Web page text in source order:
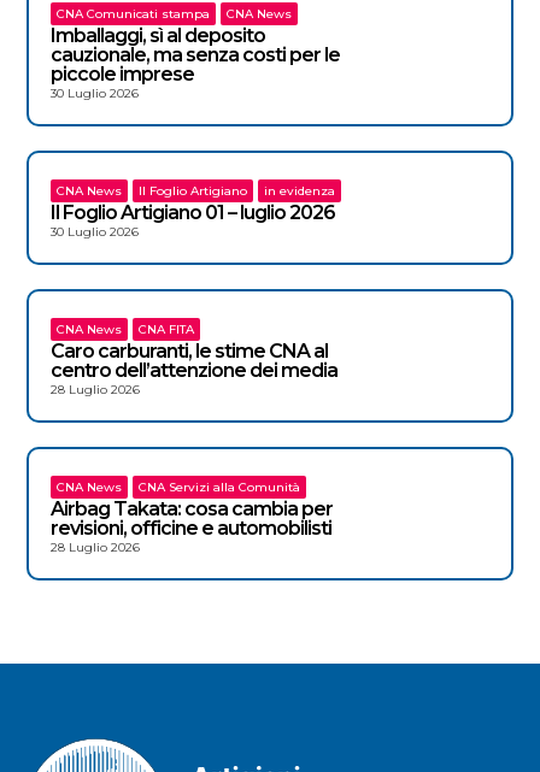
CNA Comunicati stampa CNA News
Imballaggi, sì al deposito
cauzionale, ma senza costi per le
piccole imprese
30 Luglio 2026
CNA News Il Foglio Artigiano in evidenza
Il Foglio Artigiano 01 – luglio 2026
30 Luglio 2026
CNA News CNA FITA
Caro carburanti, le stime CNA al
centro dell’attenzione dei media
28 Luglio 2026
CNA News CNA Servizi alla Comunità
Airbag Takata: cosa cambia per
revisioni, officine e automobilisti
28 Luglio 2026